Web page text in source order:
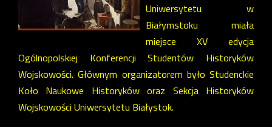
Uniwersytetu w
Białymstoku miała
miejsce XV edycja
Ogólnopolskiej Konferencji Studentów Historyków
Wojskowości. Głównym organizatorem było Studenckie
Koło Naukowe Historyków oraz Sekcja Historyków
Wojskowości Uniwersytetu Białystok.